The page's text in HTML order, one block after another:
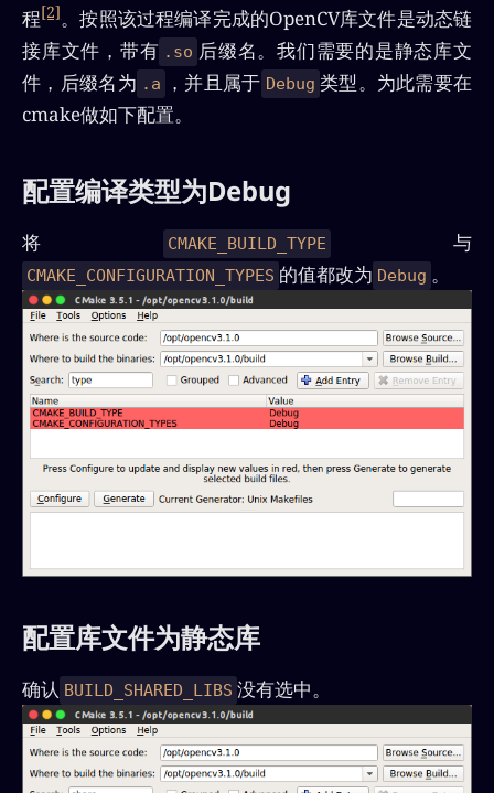
程[2]。按照该过程编译完成的OpenCV库文件是动态链
接库文件，带有 .so 后缀名。我们需要的是静态库文
件，后缀名为 .a ，并且属于 Debug 类型。为此需要在
cmake做如下配置。
配置编译类型为Debug
将 CMAKE_BUILD_TYPE 与
CMAKE_CONFIGURATION_TYPES 的值都改为 Debug 。
配置库文件为静态库
确认 BUILD_SHARED_LIBS 没有选中。